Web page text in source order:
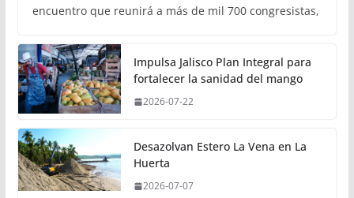
encuentro que reunirá a más de mil 700 congresistas,
Impulsa Jalisco Plan Integral para
fortalecer la sanidad del mango
2026-07-22
Desazolvan Estero La Vena en La
Huerta
2026-07-07